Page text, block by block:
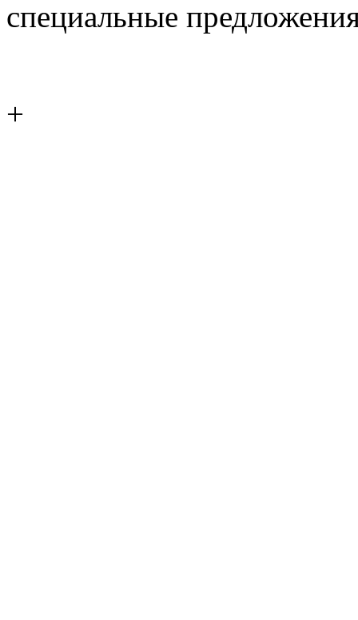
специальные
+